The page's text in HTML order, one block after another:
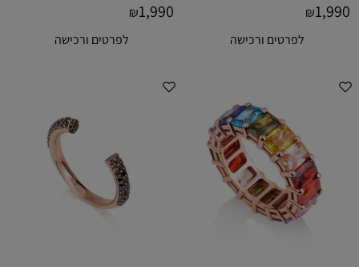
₪1,990
לפרטים ורכישה
₪1,990
לפרטים ורכישה